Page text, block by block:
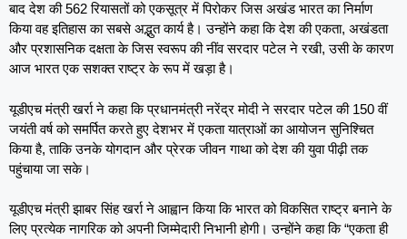
बाद देश की 562 रियासतों को एकसूत्र में पिरोकर जिस अखंड भारत का निर्माण
किया वह इतिहास का सबसे अद्भुत कार्य है। उन्होंने कहा कि देश की एकता, अखंडता
और प्रशासनिक दक्षता के जिस स्वरूप की नींव सरदार पटेल ने रखी, उसी के कारण
आज भारत एक सशक्त राष्ट्र के रूप में खड़ा है।
यूडीएच मंत्री खर्रा ने कहा कि प्रधानमंत्री नरेंद्र मोदी ने सरदार पटेल की 150 वीं
जयंती वर्ष को समर्पित करते हुए देशभर में एकता यात्राओं का आयोजन सुनिश्चित
किया है, ताकि उनके योगदान और प्रेरक जीवन गाथा को देश की युवा पीढ़ी तक
पहुंचाया जा सके।
यूडीएच मंत्री झाबर सिंह खर्रा ने आह्वान किया कि भारत को विकसित राष्ट्र बनाने के
लिए प्रत्येक नागरिक को अपनी जिम्मेदारी निभानी होगी। उन्होंने कहा कि “एकता ही